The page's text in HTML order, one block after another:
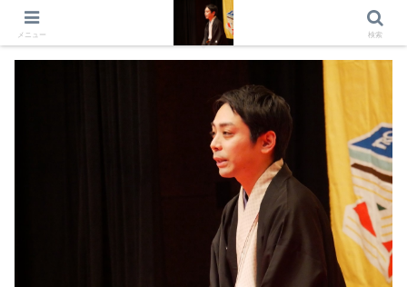
出演情報 出演依頼 日記 プロフィール
メニュー 検索